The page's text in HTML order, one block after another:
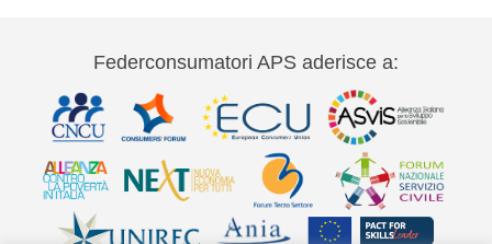
Federconsumatori APS aderisce a: